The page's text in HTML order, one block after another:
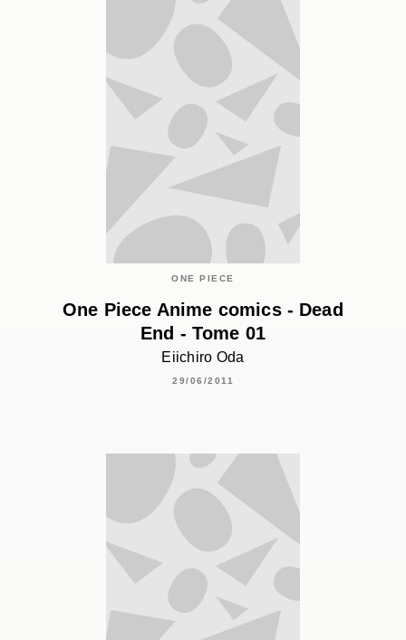
ONE PIECE
One Piece Anime comics - Dead
End - Tome 01
Eiichiro Oda
29/06/2011